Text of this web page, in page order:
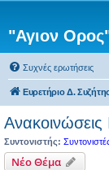
"Αγιον
Συχνές ερωτήσεις
Ευρετήριο Δ.
Συντονιστής:
Νέο Θέμα